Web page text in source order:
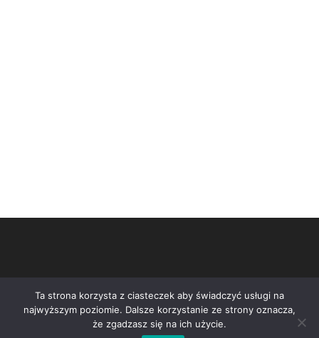
Ta strona korzysta z ciasteczek aby świadczyć usługi na
najwyższym poziomie. Dalsze korzystanie ze strony oznacza,
że zgadzasz się na ich użycie.